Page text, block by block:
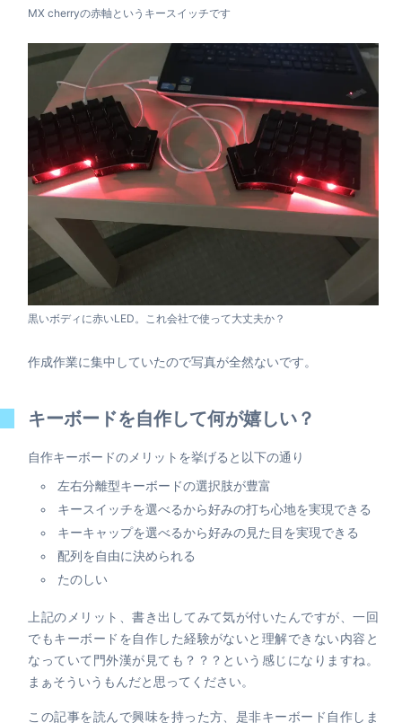
MX cherryの赤軸というキースイッチです
黒いボディに赤いLED。これ会社で使って大丈夫か？
作成作業に集中していたので写真が全然ないです。
キーボードを自作して何が嬉しい？
自作キーボードのメリットを挙げると以下の通り
左右分離型キーボードの選択肢が豊富
キースイッチを選べるから好みの打ち心地を実現できる
キーキャップを選べるから好みの見た目を実現できる
配列を自由に決められる
たのしい
上記のメリット、書き出してみて気が付いたんですが、一回
でもキーボードを自作した経験がないと理解できない内容と
なっていて門外漢が見ても？？？という感じになりますね。
まぁそういうもんだと思ってください。
この記事を読んで興味を持った方、是非キーボード自作しま